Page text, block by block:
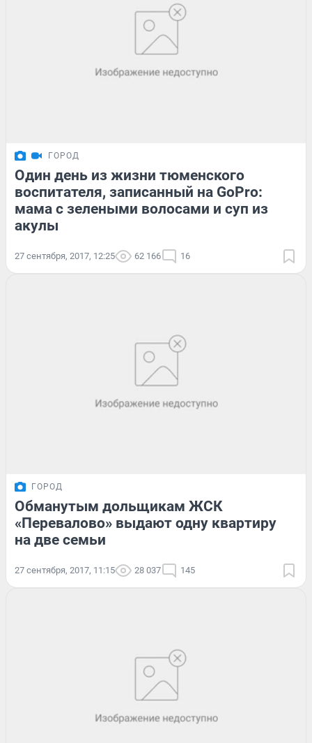
ГОРОД
Один день из жизни тюменского
воспитателя, записанный на GoPro:
мама с зелеными волосами и суп из
акулы
27 сентября, 2017, 12:25 62 166 16
ГОРОД
Обманутым дольщикам ЖСК
«Перевалово» выдают одну квартиру
на две семьи
27 сентября, 2017, 11:15 28 037 145